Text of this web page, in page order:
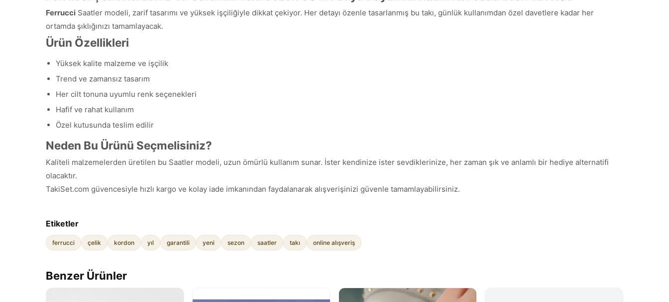
Ferrucci Saatler modeli, zarif tasarımı ve yüksek işçiliğiyle dikkat çekiyor. Her detayı özenle tasarlanmış bu takı, günlük kullanımdan özel davetlere kadar her
ortamda şıklığınızı tamamlayacak.
Ürün Özellikleri
Yüksek kalite malzeme ve işçilik
Trend ve zamansız tasarım
Her cilt tonuna uyumlu renk seçenekleri
Hafif ve rahat kullanım
Özel kutusunda teslim edilir
Neden Bu Ürünü Seçmelisiniz?
Kaliteli malzemelerden üretilen bu Saatler modeli, uzun ömürlü kullanım sunar. İster kendinize ister sevdiklerinize, her zaman şık ve anlamlı bir hediye alternatifi
olacaktır.
TakiSet.com güvencesiyle hızlı kargo ve kolay iade imkanından faydalanarak alışverişinizi güvenle tamamlayabilirsiniz.
Etiketler
ferrucci çelik kordon yıl garantili yeni sezon saatler takı online alışveriş
Benzer Ürünler